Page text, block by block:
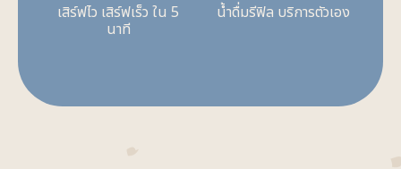
เสิร์ฟไว เสิร์ฟเร็ว ใน 5
นาที
น้ำดื่มรีฟิล บริการตัวเอง